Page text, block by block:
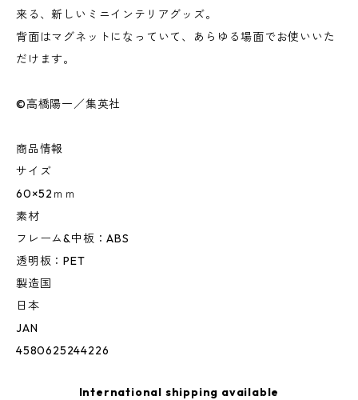
来る、新しいミニインテリアグッズ。
背面はマグネットになっていて、あらゆる場面でお使いいた
だけます。
©高橋陽一／集英社
商品情報
サイズ
60×52ｍｍ
素材
フレーム&中板：ABS
透明板：PET
製造国
日本
JAN
4580625244226
International shipping available